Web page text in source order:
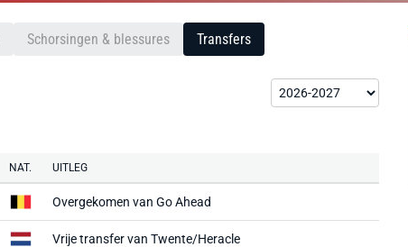
Schorsingen & blessures Transfers
NAT. UITLEG
Overgekomen vanGo Ahead
Vrije transfer vanTwente/Heracle